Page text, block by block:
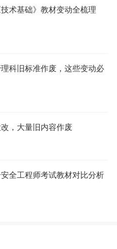
术基础》教材变动全梳理
科旧标准作废，这些变动必
，大量旧内容作废
全工程师考试教材对比分析